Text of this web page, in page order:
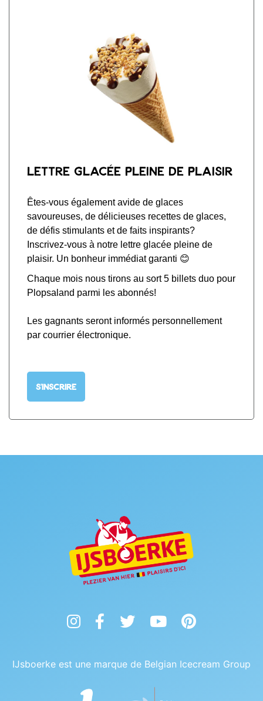
Lettre glacée pleine de plaisir
Êtes-vous également avide de glaces
savoureuses, de délicieuses recettes de glaces,
de défis stimulants et de faits inspirants?
Inscrivez-vous à notre lettre glacée pleine de
plaisir. Un bonheur immédiat garanti 😊
Chaque mois nous tirons au sort 5 billets duo pour
Plopsaland parmi les abonnés!
Les gagnants seront informés personnellement
par courrier électronique.
S'INSCRIRE
InstagramFacebookTwitter YouTubePinterest
IJsboerke est une marque de Belgian Icecream Group